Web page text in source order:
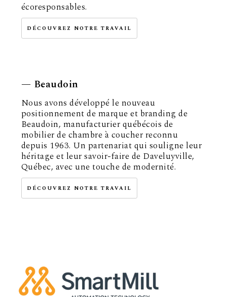
écoresponsables.
DÉCOUVREZ NOTRE TRAVAIL
— Beaudoin
Nous avons développé le nouveau
positionnement de marque et branding de
Beaudoin, manufacturier québécois de
mobilier de chambre à coucher reconnu
depuis 1963. Un partenariat qui souligne leur
héritage et leur savoir-faire de Daveluyville,
Québec, avec une touche de modernité.
DÉCOUVREZ NOTRE TRAVAIL